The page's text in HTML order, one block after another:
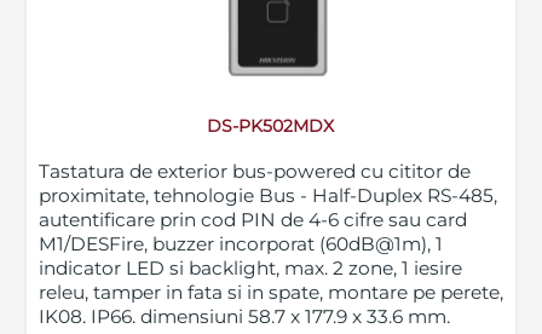
DS-PK502MDX
Tastatura de exterior bus-powered cu cititor de
proximitate, tehnologie Bus - Half-Duplex RS-485,
autentificare prin cod PIN de 4-6 cifre sau card
M1/DESFire, buzzer incorporat (60dB@1m), 1
indicator LED si backlight, max. 2 zone, 1 iesire
releu, tamper in fata si in spate, montare pe perete,
IK08, IP66, dimensiuni 58.7 x 177.9 x 33.6 mm,